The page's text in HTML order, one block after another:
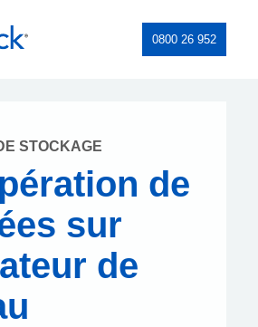
0800 26 952
STOCKAGE
de
sur
de